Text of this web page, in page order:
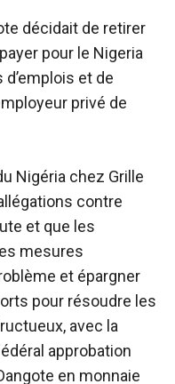
décidait de retirer
pour le Nigeria
et de
privé de
Nigéria chez Grille
contre
et que les
mesures
et épargner
pour résoudre les
avec la
approbation
en monnaie